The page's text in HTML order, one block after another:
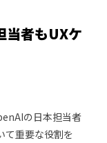
者もUXケ
の日本担当者
て重要な役割を